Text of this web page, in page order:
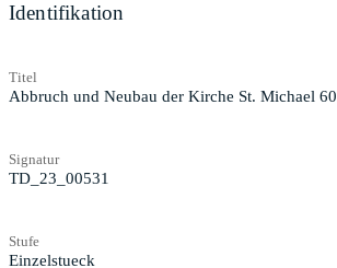
Identifikation
Titel
Abbruch und Neubau der Kirche St. Michael 60
Signatur
TD_23_00531
Stufe
Einzelstueck